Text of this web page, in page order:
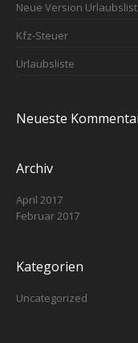
Neue Version
Kfz-Steuer
Urlaubsliste
Neueste
Archiv
April 2017
Februar 2017
Kategorien
Uncategorized